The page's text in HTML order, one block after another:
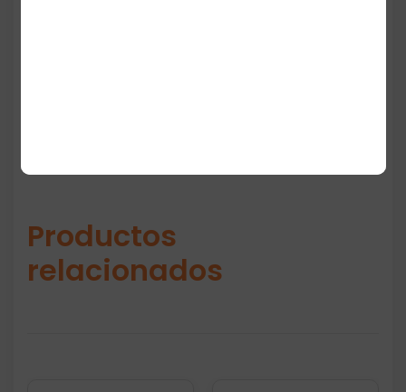
Productos
relacionados